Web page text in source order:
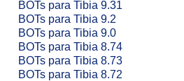
BOTs para Tibia 9.31
BOTs para Tibia 9.2
BOTs para Tibia 9.0
BOTs para Tibia 8.74
BOTs para Tibia 8.73
BOTs para Tibia 8.72